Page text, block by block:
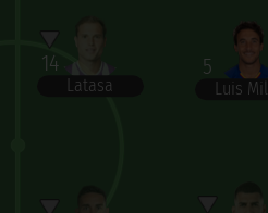
5
Luis
14
Latasa